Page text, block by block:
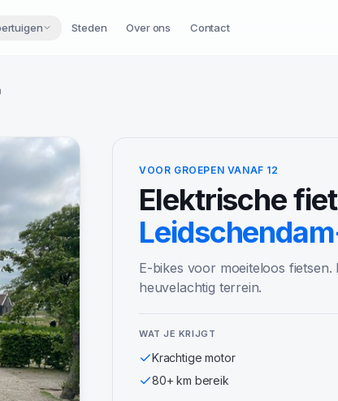
Steden Over ons Contact
VOOR GROEPEN VANAF 12
Elektrische
E-bikes voor moeiteloos
heuvelachtig terrein.
WAT JE KRIJGT
Krachtige motor
80+ km bereik